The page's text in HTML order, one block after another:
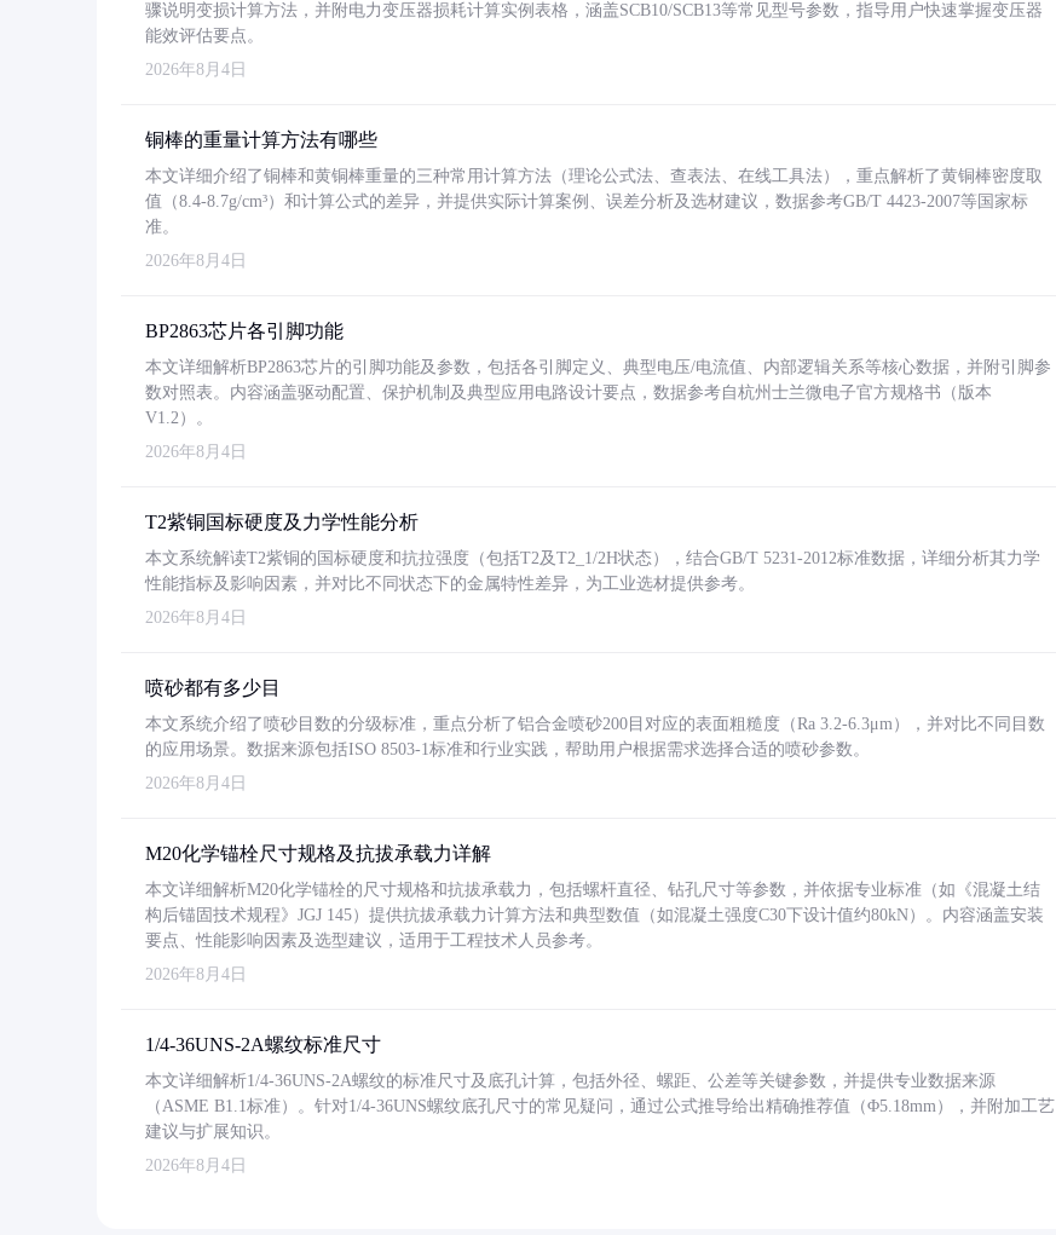
骤说明变损计算方法，并附电力变压器损耗计算实例表格，涵盖SCB10/SCB13等常见型号参数，指导用户快速掌握变压器
能效评估要点。
2026年8月4日
铜棒的重量计算方法有哪些
本文详细介绍了铜棒和黄铜棒重量的三种常用计算方法（理论公式法、查表法、在线工具法），重点解析了黄铜棒密度取
值（8.4-8.7g/cm³）和计算公式的差异，并提供实际计算案例、误差分析及选材建议，数据参考GB/T 4423-2007等国家标
准。
2026年8月4日
BP2863芯片各引脚功能
本文详细解析BP2863芯片的引脚功能及参数，包括各引脚定义、典型电压/电流值、内部逻辑关系等核心数据，并附引脚参
数对照表。内容涵盖驱动配置、保护机制及典型应用电路设计要点，数据参考自杭州士兰微电子官方规格书（版本
V1.2）。
2026年8月4日
T2紫铜国标硬度及力学性能分析
本文系统解读T2紫铜的国标硬度和抗拉强度（包括T2及T2_1/2H状态），结合GB/T 5231-2012标准数据，详细分析其力学
性能指标及影响因素，并对比不同状态下的金属特性差异，为工业选材提供参考。
2026年8月4日
喷砂都有多少目
本文系统介绍了喷砂目数的分级标准，重点分析了铝合金喷砂200目对应的表面粗糙度（Ra 3.2-6.3μm），并对比不同目数
的应用场景。数据来源包括ISO 8503-1标准和行业实践，帮助用户根据需求选择合适的喷砂参数。
2026年8月4日
M20化学锚栓尺寸规格及抗拔承载力详解
本文详细解析M20化学锚栓的尺寸规格和抗拔承载力，包括螺杆直径、钻孔尺寸等参数，并依据专业标准（如《混凝土结
构后锚固技术规程》JGJ 145）提供抗拔承载力计算方法和典型数值（如混凝土强度C30下设计值约80kN）。内容涵盖安装
要点、性能影响因素及选型建议，适用于工程技术人员参考。
2026年8月4日
1/4-36UNS-2A螺纹标准尺寸
本文详细解析1/4-36UNS-2A螺纹的标准尺寸及底孔计算，包括外径、螺距、公差等关键参数，并提供专业数据来源
（ASME B1.1标准）。针对1/4-36UNS螺纹底孔尺寸的常见疑问，通过公式推导给出精确推荐值（Φ5.18mm），并附加工艺
建议与扩展知识。
2026年8月4日